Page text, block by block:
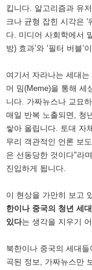
킵니다. 알고리즘과 유
크나 균형 잡힌 시각은 '
다. 미디어 사회학에서
방) 효과’와 ‘필터 버블
여기서 자라나는 세대
머 밈(Meme)을 통해 세
니다. 가짜뉴스나 교묘
매일 반복 노출되면, 청
쌓아 올립니다. 토대 자
무리 객관적인 언론 보
은 선동당한 것이다"라
진입하게 됩니다.
이 현상을 가만히 보고
한이나 중국의 청년 세
있다는 생각을 지우기
북한이나 중국의 세대
곡된 정보, 가짜뉴스만